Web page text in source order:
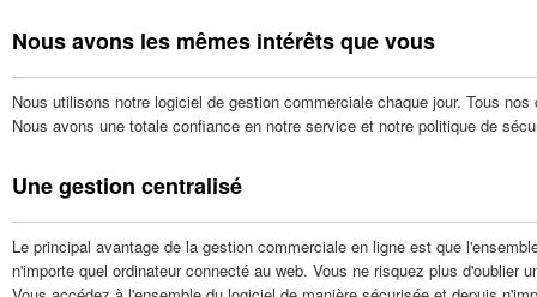
Nous avons les mêmes intérêts que vous
Nous utilisons notre logiciel de gestion commerciale chaque jour. Tous
Nous avons une totale confiance en notre service et notre politique de
Une gestion centralisé
Le principal avantage de la gestion commerciale en ligne est que
n'importe quel ordinateur connecté au web. Vous ne risquez plus